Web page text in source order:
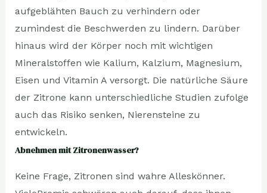
aufgeblähten Bauch zu verhindern oder
zumindest die Beschwerden zu lindern. Darüber
hinaus wird der Körper noch mit wichtigen
Mineralstoffen wie Kalium, Kalzium, Magnesium,
Eisen und Vitamin A versorgt. Die natürliche Säure
der Zitrone kann unterschiedliche Studien zufolge
auch das Risiko senken, Nierensteine zu
entwickeln.
Abnehmen mit Zitronenwasser?
Keine Frage, Zitronen sind wahre Alleskönner.